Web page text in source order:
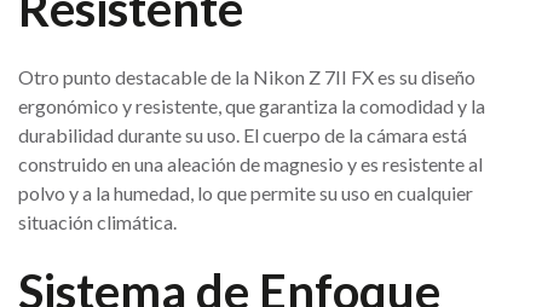
Otro punto destacable de la Nikon Z 7II FX es su diseño
ergonómico y resistente, que garantiza la comodidad y la
durabilidad durante su uso. El cuerpo de la cámara está
construido en una aleación de magnesio y es resistente al
polvo y a la humedad, lo que permite su uso en cualquier
situación climática.
Sistema de Enfoque